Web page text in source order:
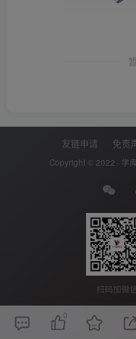
友链申请 免责
Copyright © 2022 · 学
扫码加微
0